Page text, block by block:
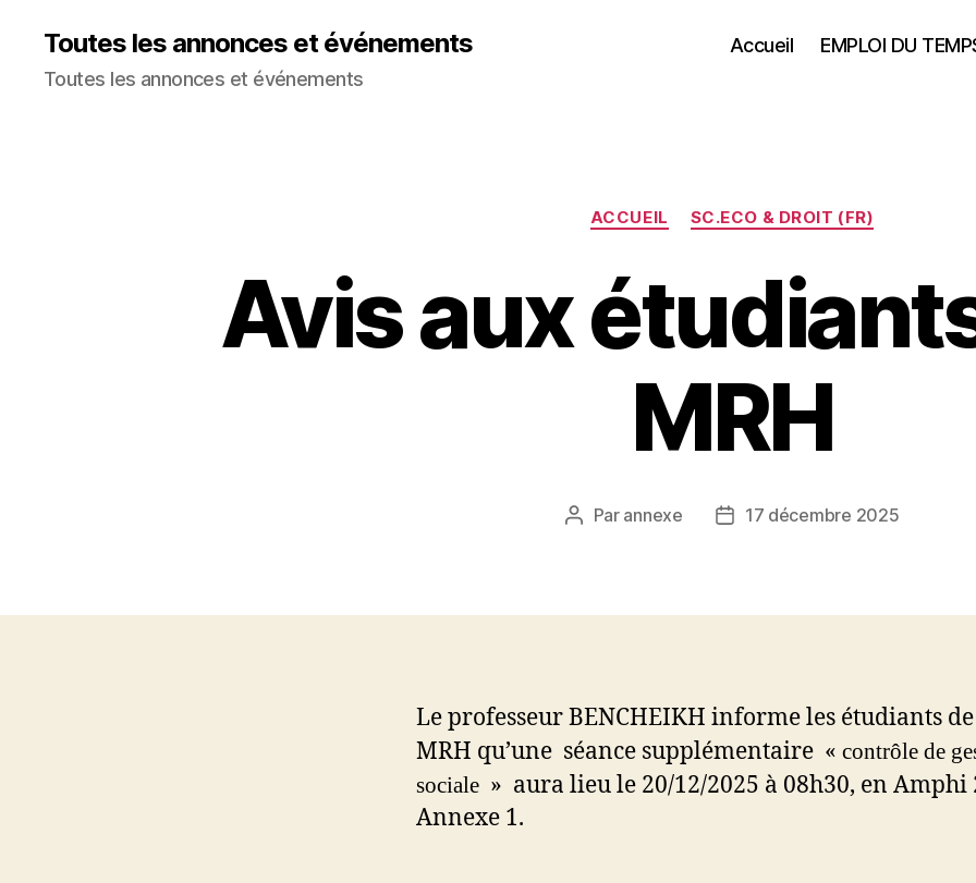
Toutes les annonces et événements
Toutes les annonces et événements
Accueil EMPLOI DU
Catégories
ACCUEIL SC.ECO & DROIT (FR)
Avis aux
MRH
Auteur
Par annexe
Date17 décembre 2025
Le professeur BENCHEIKH informe les étudiants de
MRH qu’une séance supplémentaire « contrôle de
sociale » aura lieu le 20/12/2025 à 08h30, en Amphi
Annexe 1.